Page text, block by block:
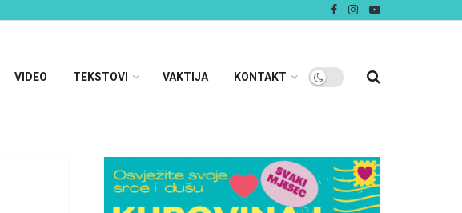
VIDEO TEKSTOVI VAKTIJA KONTAKT